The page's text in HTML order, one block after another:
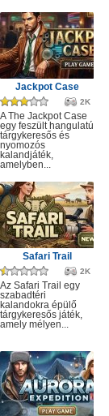
Jackpot Case
2K
A The Jackpot Case
egy feszült hangulatú
tárgykeresős és
nyomozós
kalandjáték,
amelyben...
Safari Trail
2K
Az Safari Trail egy
szabadtéri
kalandokra épülő
tárgykeresős játék,
amely mélyen...